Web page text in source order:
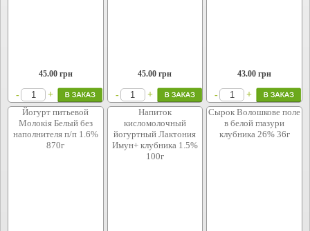
45.00грн
- +
45.00 грн
- +
43.00 грн
-
+
Йогурт питьевой
Молокія Белый без
наполнителя п/п 1.6%
870г
Напиток
кисломолочный
йогуртный Лактония
Имун+ клубника 1.5%
100г
Сырок Волошкове поле
в белой глазури
клубника 26% 36г